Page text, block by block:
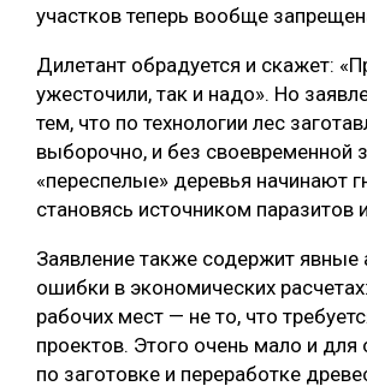
участков теперь вообще
Дилетант обрадуется и скажет:
ужесточили, так и надо». Но
тем, что по технологии лес
выборочно, и без своевременной
«переспелые» деревья начинают
становясь источником паразитов
Заявление также содержит явные
ошибки в экономических
рабочих мест — не то, что
проектов. Этого очень мало и для
по заготовке и переработке